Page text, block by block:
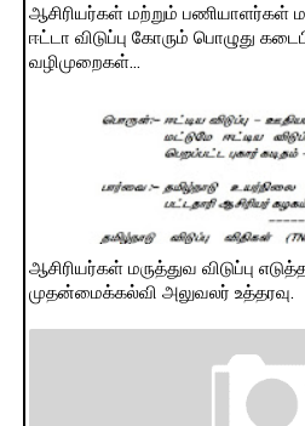
ஆசிரியர்கள் மற்றும் பணியாளர்கள்
ஈட்டா விடுப்பு கோரும் பொழுது
வழிமுறைகள்...
ஆசிரியர்கள் மருத்துவ விடுப்பு
முதன்மைக்கல்வி அலுவலர் உத்தரவு.